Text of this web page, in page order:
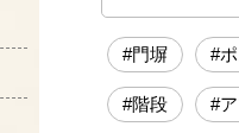
250万円前後
#門塀 #
#階段 #